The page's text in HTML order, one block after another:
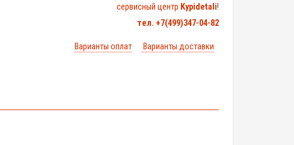
сервисный центр Kypidetali!
тел. +7(499)347-04-82
Варианты оплат Варианты доставки